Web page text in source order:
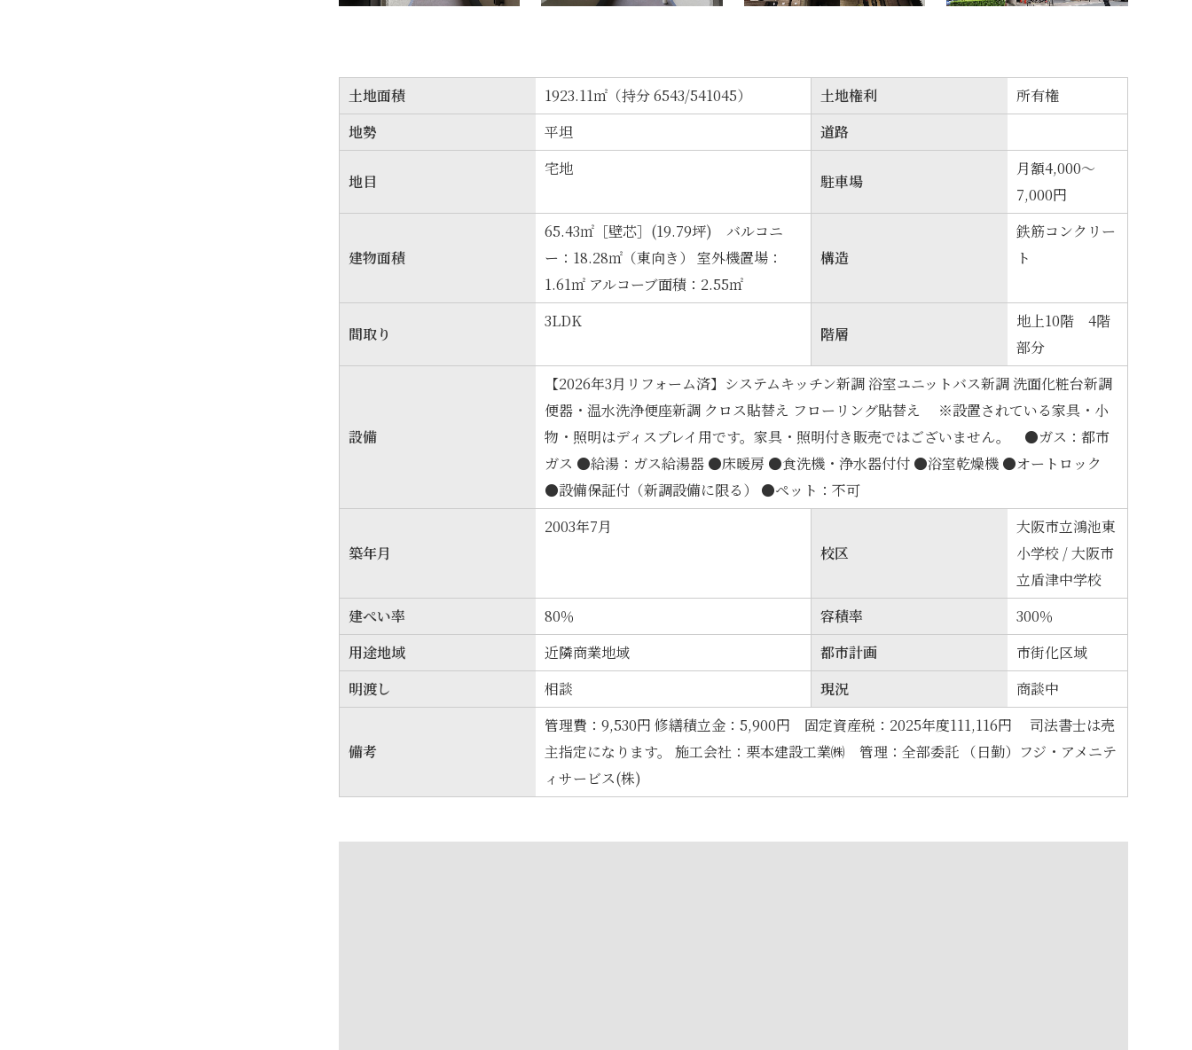
土地面積 1923.11㎡（持分 6543/541045） 土地権利
所有権
地勢
平坦 道路
地目
宅地
駐車場
月額4,000～
7,000円
建物面積
65.43㎡［壁芯］(19.79坪) バルコニ
ー：18.28㎡（東向き） 室外機置場：
1.61㎡ アルコーブ面積：2.55㎡
構造
鉄筋コンクリー
ト
間取り
3LDK
階層
地上10階 4階
部分
設備
【2026年3月リフォーム済】システムキッチン新調 浴室ユニットバス新調 洗面化粧台新調
便器・温水洗浄便座新調 クロス貼替え フローリング貼替え ※設置されている家具・小
物・照明はディスプレイ用です。家具・照明付き販売ではございません。 ●ガス：都市
ガス ●給湯：ガス給湯器 ●床暖房 ●食洗機・浄水器付付 ●浴室乾燥機 ●オートロック
●設備保証付（新調設備に限る） ●ペット：不可
築年月
2003年7月
校区
大阪市立鴻池東
小学校 / 大阪市
立盾津中学校
建ぺい率
80％ 容積率
300％
用途地域
近隣商業地域 都市計画
市街化区域
明渡し
相談 現況 商談中
備考
管理費：9,530円 修繕積立金：5,900円 固定資産税：2025年度111,116円 司法書士は売
主指定になります。 施工会社：栗本建設工業㈱ 管理：全部委託 （日勤）フジ・アメニテ
ィサービス(株)